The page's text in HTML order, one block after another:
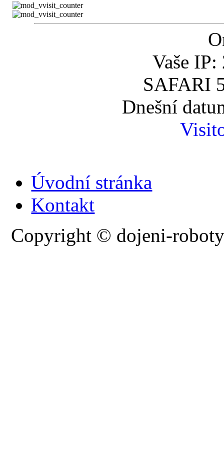
Vaše
SAFARI
Dnešní
Úvodní stránka
Kontakt
Copyright © dojeni-